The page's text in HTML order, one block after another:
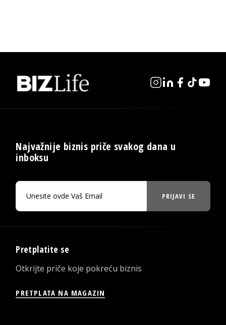
Najvažnije biznis priče svakog dana u
inboksu
PRIJAVI SE
Pretplatite se
Otkrijte priče koje pokreću biznis
PRETPLATA NA MAGAZIN